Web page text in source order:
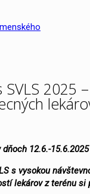
2025
12.6.-
s vysokou
lekárov z terénu si